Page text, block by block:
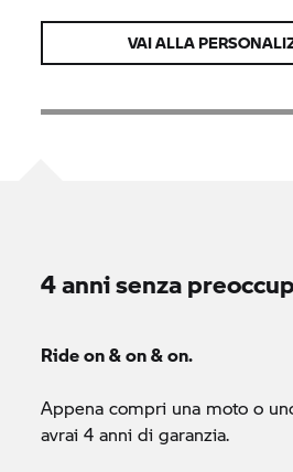
VAI ALLA
4 anni senza
Ride on & on & on.
Appena compri una moto o
avrai 4 anni di garanzia.